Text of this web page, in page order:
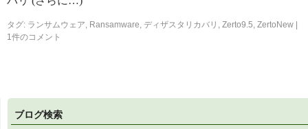
タグ: ランサムウェア, Ransamware, ディザスタリカバリ , Zerto9.5, ZertoNew
1件のコメント
ブログ検索